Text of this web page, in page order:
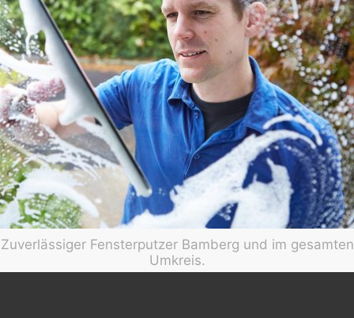
Zuverlässiger Fensterputzer Bamberg und im gesamten
Umkreis.